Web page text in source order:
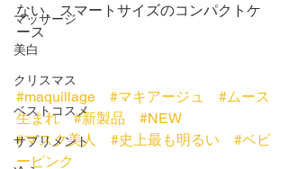
マッサージ
美白
クリスマス
ベストコスメ
サプリメント
ない、スマートサイズのコンパクトケ
ース
#maquillage #マキアージュ
#ムース
生まれ
#新製品
#NEW
#マスク美人
#史上最も明るい
#ベビ
ーピンク